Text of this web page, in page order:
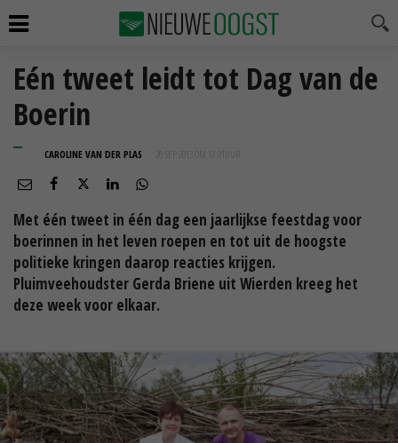
Eén tweet leidt tot Dag van de
Boerin
CAROLINE VAN DER PLAS 20 SEP 2013 OM 12:01
Met één tweet in één dag een jaarlijkse feestdag voor
boerinnen in het leven roepen en tot uit de hoogste
politieke kringen daarop reacties krijgen.
Pluimveehoudster Gerda Briene uit Wierden kreeg het
deze week voor elkaar.